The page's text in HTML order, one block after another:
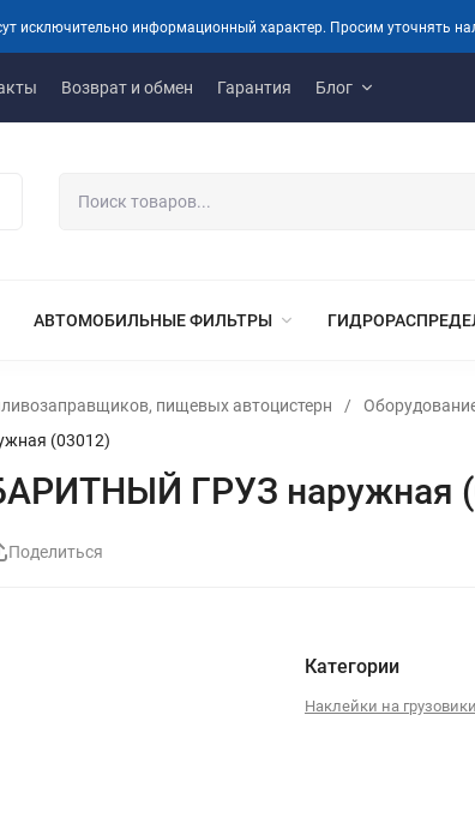
исключительно информационный характер. Просим уточнять
Возврат и обмен Гарантия Блог
АВТОМОБИЛЬНЫЕ ФИЛЬТРЫ
пищевых автоцистерн /
(03012)
ГРУЗ наружная
Поделиться
Категории
Наклейки на